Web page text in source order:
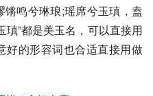
锵鸣兮琳琅;瑶席兮玉瑱，盍
瑱”都是美玉名，可以直接用
好的形容词也合适直接用做